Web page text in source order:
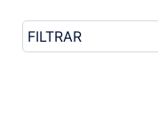
FILTRAR